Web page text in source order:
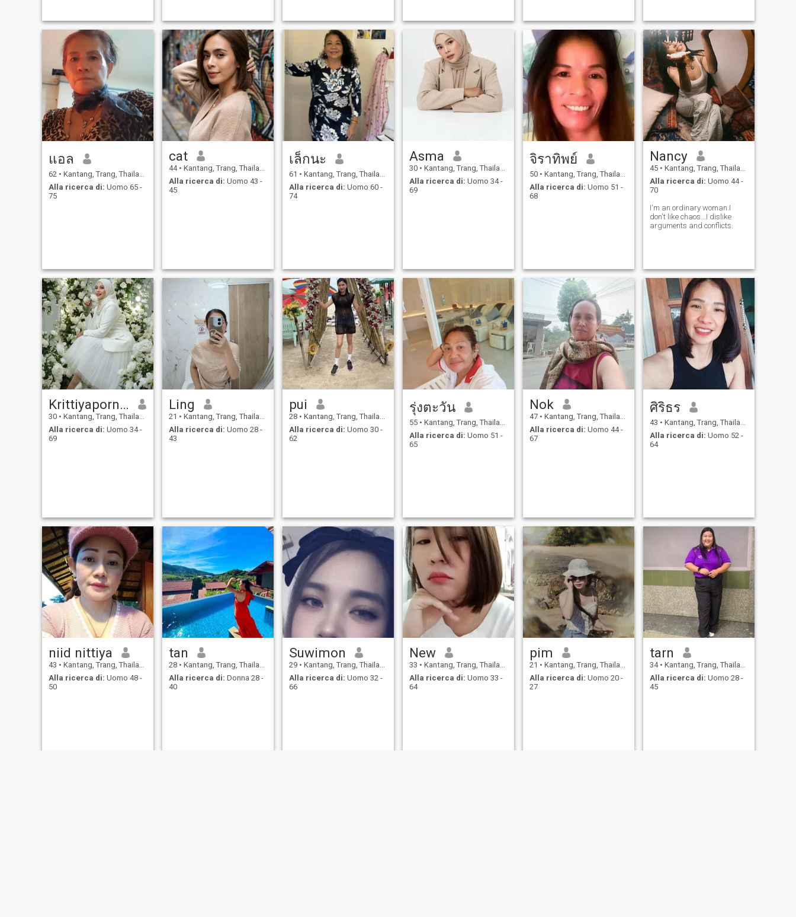
แอล
62 • Kantang, Trang, Thailandia
Alla ricerca di: Uomo 65 -
75
cat
44 • Kantang, Trang, Thailandia
Alla ricerca di: Uomo 43 -
45
เล็กนะ
61 • Kantang, Trang, Thailandia
Alla ricerca di: Uomo 60 -
74
Asma
30 • Kantang, Trang, Thailandia
Alla ricerca di: Uomo 34 -
69
จิราทิพย์
50 • Kantang, Trang, Thailandia
Alla ricerca di: Uomo 51 -
68
Nancy
45 • Kantang, Trang, Thailandia
Alla ricerca di: Uomo 44 -
70
I'm an ordinary woman.I
don't like chaos...I dislike
arguments and conflicts.
Krittiyaporn panyee
30 • Kantang, Trang, Thailandia
Alla ricerca di: Uomo 34 -
69
Ling
21 • Kantang, Trang, Thailandia
Alla ricerca di: Uomo 28 -
43
pui
28 • Kantang, Trang, Thailandia
Alla ricerca di: Uomo 30 -
62
รุ่งตะวัน
55 • Kantang, Trang, Thailandia
Alla ricerca di: Uomo 51 -
65
Nok
47 • Kantang, Trang, Thailandia
Alla ricerca di: Uomo 44 -
67
ศิริธร
43 • Kantang, Trang, Thailandia
Alla ricerca di: Uomo 52 -
64
niid nittiya
43 • Kantang, Trang, Thailandia
Alla ricerca di: Uomo 48 -
50
tan
28 • Kantang, Trang, Thailandia
Alla ricerca di: Donna 28 -
40
Suwimon
29 • Kantang, Trang, Thailandia
Alla ricerca di: Uomo 32 -
66
New
33 • Kantang, Trang, Thailandia
Alla ricerca di: Uomo 33 -
64
pim
21 • Kantang, Trang, Thailandia
Alla ricerca di: Uomo 20 -
27
tarn
34 • Kantang, Trang, Thailandia
Alla ricerca di: Uomo 28 -
45